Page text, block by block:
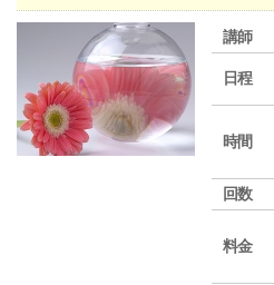
講師
日程
時間
回数
料金